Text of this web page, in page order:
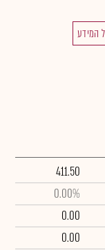
המידע
411.50
0.00%
0.00
0.00